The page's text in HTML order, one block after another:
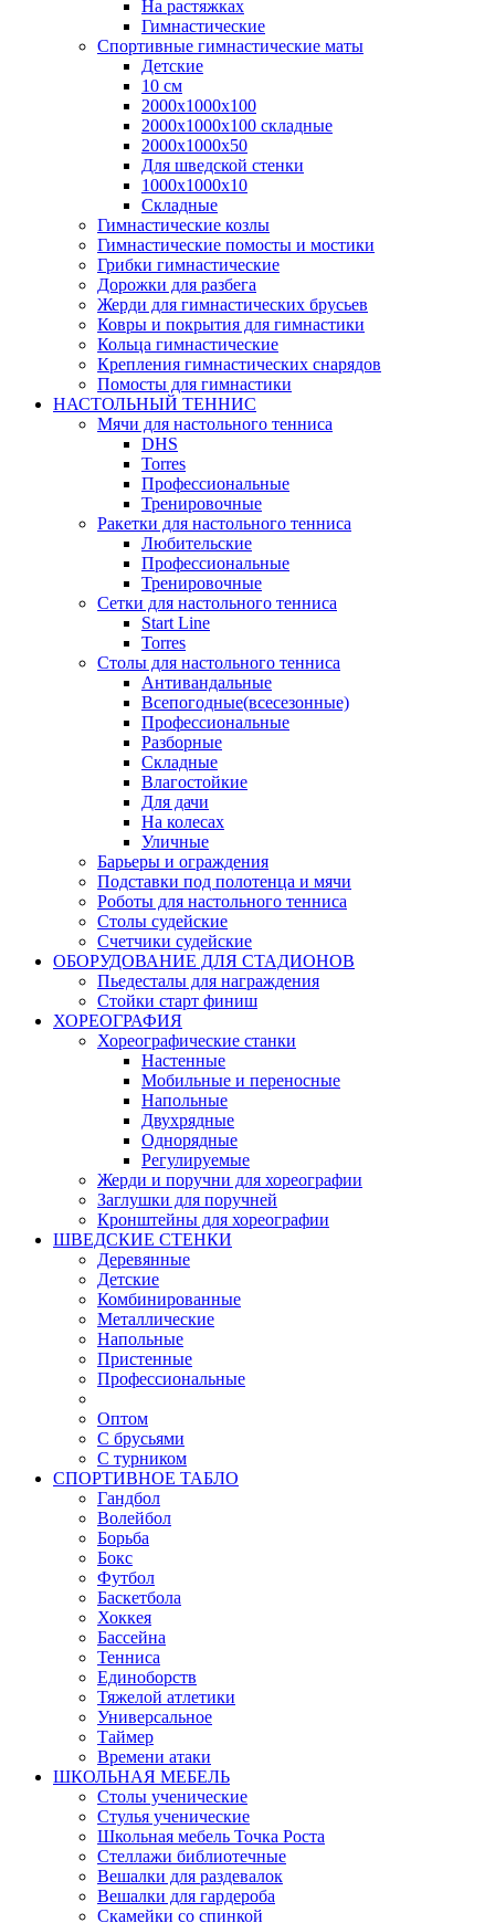
На растяжках
Гимнастические
Спортивные гимнастические маты
Детские
10 см
2000х1000х100
2000х1000х100 складные
2000х1000х50
Для шведской стенки
1000х1000х10
Складные
Гимнастические козлы
Гимнастические помосты и мостики
Грибки гимнастические
Дорожки для разбега
Жерди для гимнастических брусьев
Ковры и покрытия для гимнастики
Кольца гимнастические
Крепления гимнастических снарядов
Помосты для гимнастики
НАСТОЛЬНЫЙ ТЕННИС
Мячи для настольного тенниса
DHS
Torres
Профессиональные
Тренировочные
Ракетки для настольного тенниса
Любительские
Профессиональные
Тренировочные
Сетки для настольного тенниса
Start Line
Torres
Столы для настольного тенниса
Антивандальные
Всепогодные(всесезонные)
Профессиональные
Разборные
Складные
Влагостойкие
Для дачи
На колесах
Уличные
Барьеры и ограждения
Подставки под полотенца и мячи
Роботы для настольного тенниса
Столы судейские
Счетчики судейские
ОБОРУДОВАНИЕ ДЛЯ СТАДИОНОВ
Пьедесталы для награждения
Стойки старт финиш
ХОРЕОГРАФИЯ
Хореографические станки
Настенные
Мобильные и переносные
Напольные
Двухрядные
Однорядные
Регулируемые
Жерди и поручни для хореографии
Заглушки для поручней
Кронштейны для хореографии
ШВЕДСКИЕ СТЕНКИ
Деревянные
Детские
Комбинированные
Металлические
Напольные
Пристенные
Профессиональные
Оптом
С брусьями
С турником
СПОРТИВНОЕ ТАБЛО
Гандбол
Волейбол
Борьба
Бокс
Футбол
Баскетбола
Хоккея
Бассейна
Тенниса
Единоборств
Тяжелой атлетики
Универсальное
Таймер
Времени атаки
ШКОЛЬНАЯ МЕБЕЛЬ
Столы ученические
Стулья ученические
Школьная мебель Точка Роста
Стеллажи библиотечные
Вешалки для раздевалок
Вешалки для гардероба
Скамейки со спинкой